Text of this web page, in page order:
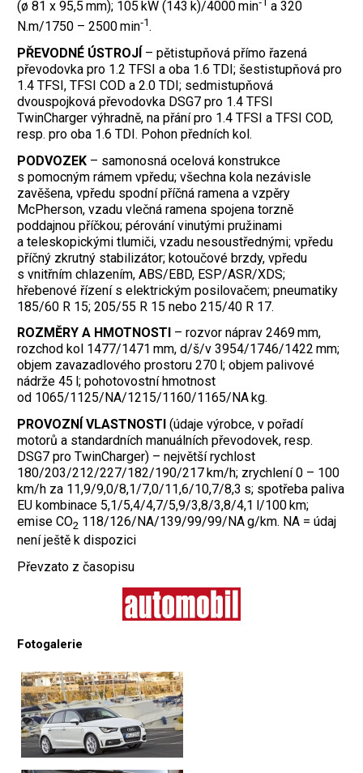
(ø 81 x 95,5 mm); 105 kW (143 k)/4000 min
a 320
N.m/1750 – 2500 min‑1.
PŘEVODNÉ ÚSTROJÍ – pětistupňová přímo řazená
převodovka pro 1.2 TFSI a oba 1.6 TDI; šestistupňová pro
1.4 TFSI, TFSI COD a 2.0 TDI; sedmistupňová
dvouspojková převodovka DSG7 pro 1.4 TFSI
TwinCharger výhradně, na přání pro 1.4 TFSI a TFSI COD,
resp. pro oba 1.6 TDI. Pohon předních kol.
PODVOZEK – samonosná ocelová konstrukce
s pomocným rámem vpředu; všechna kola nezávisle
zavěšena, vpředu spodní příčná ramena a vzpěry
McPherson, vzadu vlečná ramena spojena torzně
poddajnou příčkou; pérování vinutými pružinami
a teleskopickými tlumiči, vzadu nesoustřednými; vpředu
příčný zkrutný stabilizátor; kotoučové brzdy, vpředu
s vnitřním chlazením, ABS/EBD, ESP/ASR/XDS;
hřebenové řízení s elektrickým posilovačem; pneumatiky
185/60 R 15; 205/55 R 15 nebo 215/40 R 17.
ROZMĚRY A HMOTNOSTI – rozvor náprav 2469 mm,
rozchod kol 1477/1471 mm, d/š/v 3954/1746/1422 mm;
objem zavazadlového prostoru 270 l; objem palivové
nádrže 45 l; pohotovostní hmotnost
od 1065/1125/NA/1215/1160/1165/NA kg.
PROVOZNÍ VLASTNOSTI (údaje výrobce, v pořadí
motorů a standardních manuálních převodovek, resp.
DSG7 pro TwinCharger) – největší rychlost
180/203/212/227/182/190/217 km/h; zrychlení 0 – 100
km/h za 11,9/9,0/8,1/7,0/11,6/10,7/8,3 s; spotřeba paliva
EU kombinace 5,1/5,4/4,7/5,9/3,8/3,8/4,1 l/100 km;
emise CO2 118/126/NA/139/99/99/NA g/km. NA = údaj
není ještě k dispozici
Převzato z časopisu
Fotogalerie